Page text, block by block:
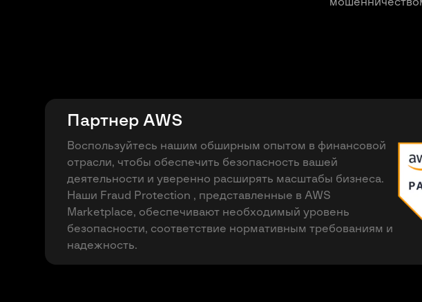
Партнер AWS
Воспользуйтесь нашим обширным опытом в финансовой
отрасли, чтобы обеспечить безопасность вашей
деятельности и уверенно расширять масштабы бизнеса.
Наши Fraud Protection , представленные в AWS
Marketplace, обеспечивают необходимый уровень
безопасности, соответствие нормативным требованиям и
надежность.